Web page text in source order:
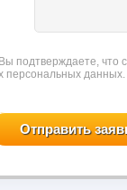
дирекции, крупный
подтверждаете, что
персональных данных.